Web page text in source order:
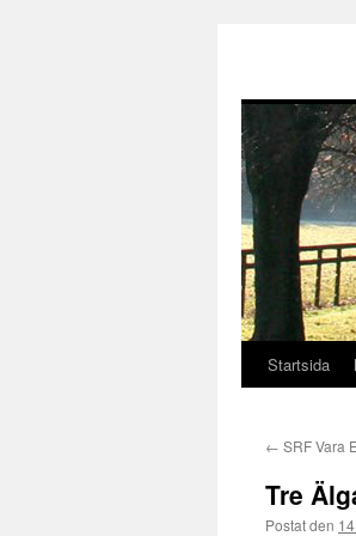
Hoppa
innehåll
Startsida
← SRF Vara
Tre
Postat den